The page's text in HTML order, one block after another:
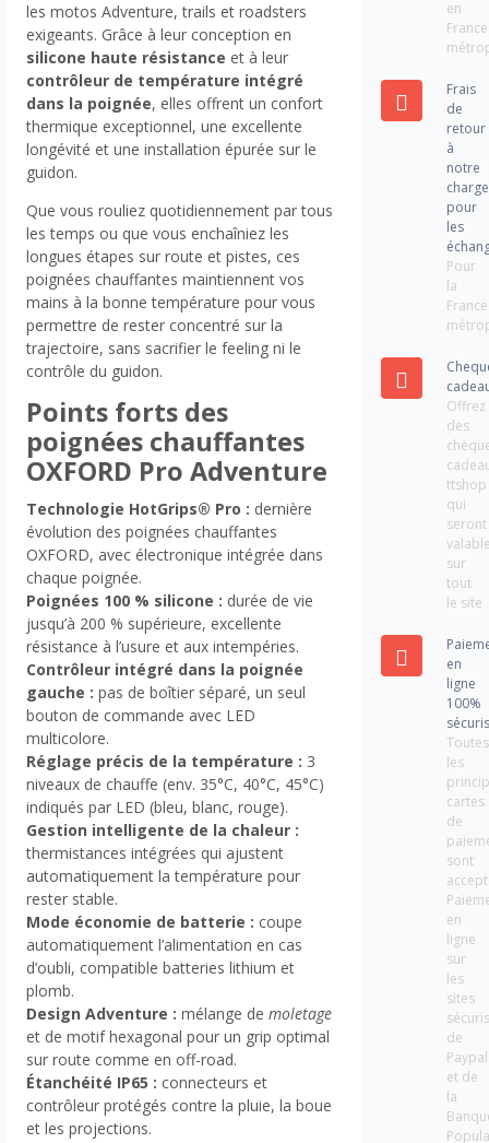
les motos Adventure, trails et roadsters
exigeants. Grâce à leur conception en
silicone haute résistance et à leur
contrôleur de température intégré
dans la poignée, elles offrent un confort
thermique exceptionnel, une excellente
longévité et une installation épurée sur le
guidon.
Que vous rouliez quotidiennement par tous
les temps ou que vous enchaîniez les
longues étapes sur route et pistes, ces
poignées chauffantes maintiennent vos
mains à la bonne température pour vous
permettre de rester concentré sur la
trajectoire, sans sacrifier le feeling ni le
contrôle du guidon.
Points forts des
poignées chauffantes
OXFORD Pro Adventure
Technologie HotGrips® Pro : dernière
évolution des poignées chauffantes
OXFORD, avec électronique intégrée dans
chaque poignée.
Poignées 100 % silicone : durée de vie
jusqu’à 200 % supérieure, excellente
résistance à l’usure et aux intempéries.
Contrôleur intégré dans la poignée
gauche : pas de boîtier séparé, un seul
bouton de commande avec LED
multicolore.
Réglage précis de la température : 3
niveaux de chauffe (env. 35°C, 40°C, 45°C)
indiqués par LED (bleu, blanc, rouge).
Gestion intelligente de la chaleur :
thermistances intégrées qui ajustent
automatiquement la température pour
rester stable.
Mode économie de batterie : coupe
automatiquement l’alimentation en cas
d’oubli, compatible batteries lithium et
plomb.
Design Adventure : mélange demoletage
et de motif hexagonal pour un grip optimal
sur route comme en off-road.
Étanchéité IP65 : connecteurs et
contrôleur protégés contre la pluie, la boue
et les projections.
en
France
Frais
de
retour
à
notre
charge
pour
les
Pour
la
France
Offrez
des
ttshop
qui
seront
sur
tout
le site
en
ligne
100%
Toutes
les
cartes
de
sont
en
ligne
sur
les
sites
de
Paypal
et de
la